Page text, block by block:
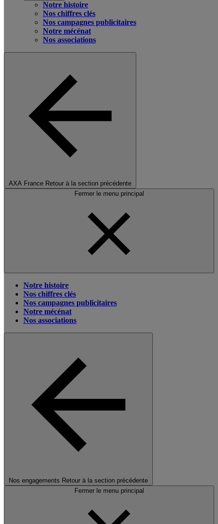
Notre histoire
Nos chiffres clés
Nos campagnes publicitaires
Notre mécénat
Nos associations
AXA France Retour à la section précédente
Fermer le menu principal
Notre histoire
Nos chiffres clés
Nos campagnes publicitaires
Notre mécénat
Nos associations
Nos engagements Retour à la section précédente
Fermer le menu principal